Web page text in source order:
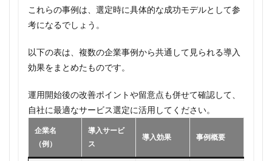
これらの事例は、選定時に具体的な成功モデルとして参
考になるでしょう。
以下の表は、複数の企業事例から共通して見られる導入
効果をまとめたものです。
運用開始後の改善ポイントや留意点も併せて確認して、
自社に最適なサービス選定に活用してください。
企業名
（例）
導入サービ
ス
導入効果 事例概要